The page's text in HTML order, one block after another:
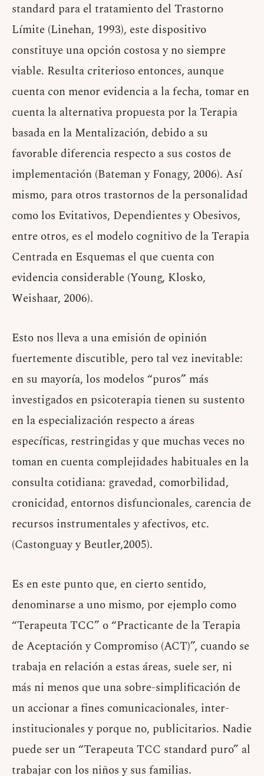
standard para el tratamiento del Trastorno
Límite (Linehan, 1993), este dispositivo
constituye una opción costosa y no siempre
viable. Resulta criterioso entonces, aunque
cuenta con menor evidencia a la fecha, tomar en
cuenta la alternativa propuesta por la Terapia
basada en la Mentalización, debido a su
favorable diferencia respecto a sus costos de
implementación (Bateman y Fonagy, 2006). Así
mismo, para otros trastornos de la personalidad
como los Evitativos, Dependientes y Obesivos,
entre otros, es el modelo cognitivo de la Terapia
Centrada en Esquemas el que cuenta con
evidencia considerable (Young, Klosko,
Weishaar, 2006).
Esto nos lleva a una emisión de opinión
fuertemente discutible, pero tal vez inevitable:
en su mayoría, los modelos “puros” más
investigados en psicoterapia tienen su sustento
en la especialización respecto a áreas
específicas, restringidas y que muchas veces no
toman en cuenta complejidades habituales en la
consulta cotidiana: gravedad, comorbilidad,
cronicidad, entornos disfuncionales, carencia de
recursos instrumentales y afectivos, etc.
(Castonguay y Beutler,2005).
Es en este punto que, en cierto sentido,
denominarse a uno mismo, por ejemplo como
“Terapeuta TCC” o “Practicante de la Terapia
de Aceptación y Compromiso (ACT)”, cuando se
trabaja en relación a estas áreas, suele ser, ni
más ni menos que una sobre-simplificación de
un accionar a fines comunicacionales, inter-
institucionales y porque no, publicitarios. Nadie
puede ser un “Terapeuta TCC standard puro” al
trabajar con los niños y sus familias.